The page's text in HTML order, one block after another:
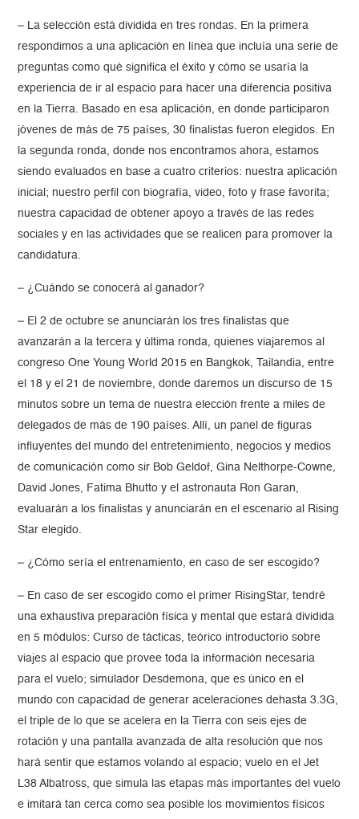
– La selección está dividida en tres rondas. En la primera
respondimos a una aplicación en línea que incluía una serie de
preguntas como qué significa el éxito y cómo se usaría la
experiencia de ir al espacio para hacer una diferencia positiva
en la Tierra. Basado en esa aplicación, en donde participaron
jóvenes de más de 75 países, 30 finalistas fueron elegidos. En
la segunda ronda, donde nos encontramos ahora, estamos
siendo evaluados en base a cuatro criterios: nuestra aplicación
inicial; nuestro perfil con biografía, video, foto y frase favorita;
nuestra capacidad de obtener apoyo a través de las redes
sociales y en las actividades que se realicen para promover la
candidatura.
– ¿Cuándo se conocerá al ganador?
– El 2 de octubre se anunciarán los tres finalistas que
avanzarán a la tercera y última ronda, quienes viajaremos al
congreso One Young World 2015 en Bangkok, Tailandia, entre
el 18 y el 21 de noviembre, donde daremos un discurso de 15
minutos sobre un tema de nuestra elección frente a miles de
delegados de más de 190 países. Allí, un panel de figuras
influyentes del mundo del entretenimiento, negocios y medios
de comunicación como sir Bob Geldof, Gina Nelthorpe-Cowne,
David Jones, Fatima Bhutto y el astronauta Ron Garan,
evaluarán a los finalistas y anunciarán en el escenario al Rising
Star elegido.
– ¿Cómo sería el entrenamiento, en caso de ser escogido?
– En caso de ser escogido como el primer RisingStar, tendré
una exhaustiva preparación física y mental que estará dividida
en 5 módulos: Curso de tácticas, teórico introductorio sobre
viajes al espacio que provee toda la información necesaria
para el vuelo; simulador Desdemona, que es único en el
mundo con capacidad de generar aceleraciones dehasta 3.3G,
el triple de lo que se acelera en la Tierra con seis ejes de
rotación y una pantalla avanzada de alta resolución que nos
hará sentir que estamos volando al espacio; vuelo en el Jet
L38 Albatross, que simula las etapas más importantes del vuelo
e imitará tan cerca como sea posible los movimientos físicos